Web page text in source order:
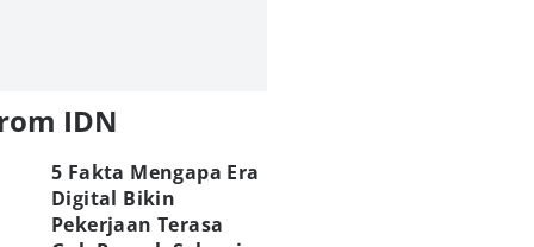
IDN
5 Fakta Mengapa Era
Digital Bikin
Pekerjaan Terasa